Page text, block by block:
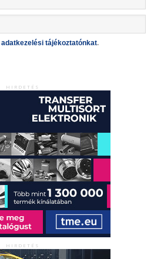
adatkezelési tájékoztatónkat.
HIRDETÉS
HIRDETÉS